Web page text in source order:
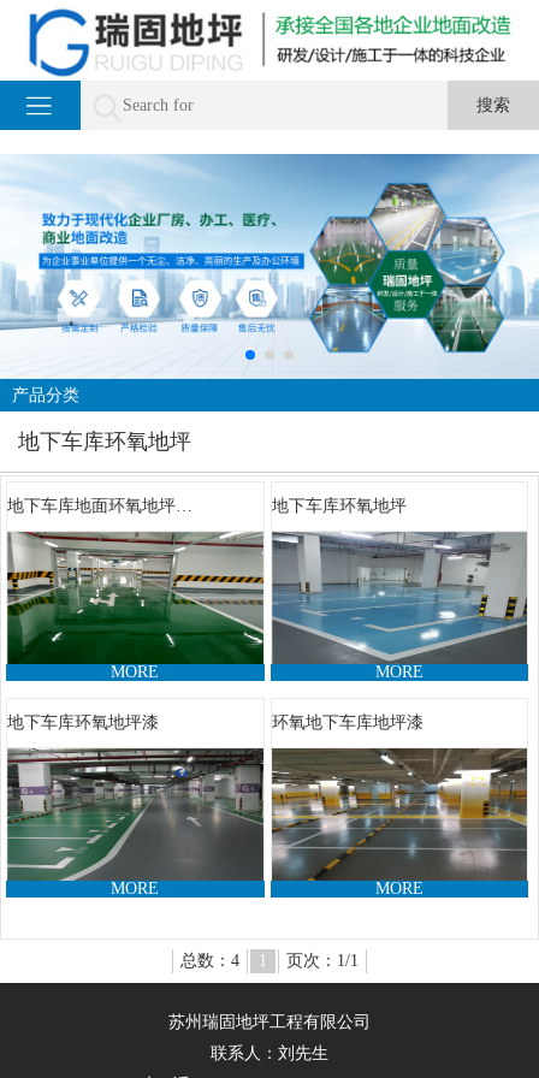
产品分类
地下车库环氧地坪
地下车库地面环氧地坪…
MORE
地下车库环氧地坪
MORE
地下车库环氧地坪漆
MORE
环氧地下车库地坪漆
MORE
总数：4 1 页次：1/1
苏州瑞固地坪工程有限公司
联系人：刘先生